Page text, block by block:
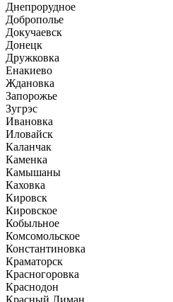
Днепрорудное
Доброполье
Докучаевск
Донецк
Дружковка
Енакиево
Ждановка
Запорожье
Зугрэс
Ивановка
Иловайск
Каланчак
Каменка
Камышаны
Каховка
Кировск
Кировское
Кобыльное
Комсомольское
Константиновка
Краматорск
Красногоровка
Краснодон
Красный Лиман